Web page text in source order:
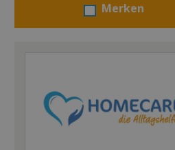
Merken